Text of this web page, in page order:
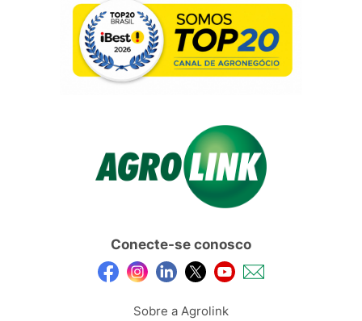
Conecte-se conosco
Sobre a Agrolink